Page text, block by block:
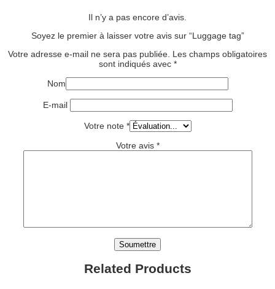
Il n’y a pas encore d’avis.
Soyez le premier à laisser votre avis sur “Luggage tag”
Votre adresse e-mail ne sera pas publiée. Les champs obligatoires
sont indiqués avec *
Nom
E-mail
Votre note *
Votre avis *
Related Products